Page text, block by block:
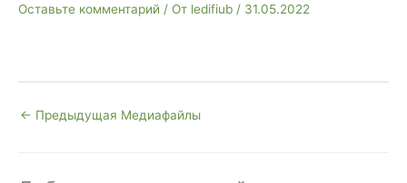
Оставьте комментарий / От ledifiub / 31.05.2022
← Предыдущая Медиафайлы